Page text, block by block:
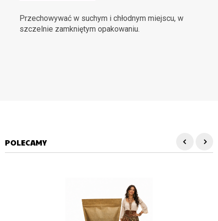
Przechowywać w suchym i chłodnym miejscu, w
szczelnie zamkniętym opakowaniu.
POLECAMY